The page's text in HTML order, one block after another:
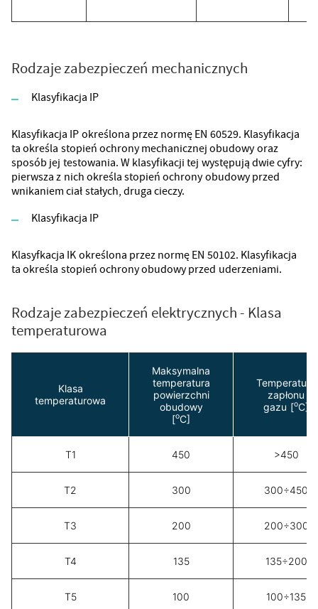
Rodzaje zabezpieczeń mechanicznych
Klasyfikacja IP
Klasyfikacja IP określona przez normę EN 60529. Klasyfikacja
ta określa stopień ochrony mechanicznej obudowy oraz
sposób jej testowania. W klasyfikacji tej występują dwie cyfry:
pierwsza z nich określa stopień ochrony obudowy przed
wnikaniem ciał stałych, druga cieczy.
Klasyfikacja IP
Klasyfkacja IK określona przez normę EN 50102. Klasyfikacja
ta określa stopień ochrony obudowy przed uderzeniami.
Rodzaje zabezpieczeń elektrycznych - Klasa
temperaturowa
Klasa
temperaturowa
Maksymalna
temperatura
powierzchni
obudowy
[oC]
Temperatura
zapłonu
gazu [oC]
T1 450 >450
T2 300 300÷450
T3 200 200÷300
T4 135 135÷200
T5 100 100÷135